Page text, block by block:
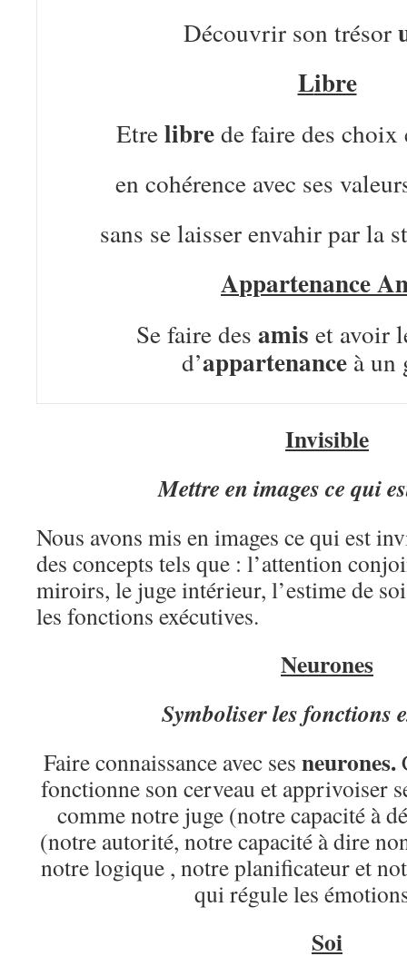
Découvrir son trésor
Libre
Etrelibrede faire des choix
en cohérence avec ses
sans se laisser envahir par la
Appartenance
Se faire des amis et avoir
d’appartenance à un
Invisible
Mettre en images ce qui
Nous avons mis en images ce qui est
des concepts tels que : l’attention
miroirs, le juge intérieur, l’estime de
les fonctions exécutives.
Neurones
Symboliser les fonctions
Faire connaissance avec ses neurones.
fonctionne son cerveau et apprivoiser
comme notre juge (notre capacité à
(notre autorité, notre capacité à dire
notre logique , notre planificateur et
qui régule les
Soi